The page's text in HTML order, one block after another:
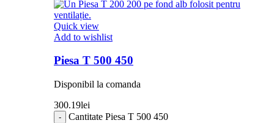
Quick view
Add to wishlist
Piesa T 500 450
Disponibil la comanda
300.19lei
Cantitate Piesa T 500 450